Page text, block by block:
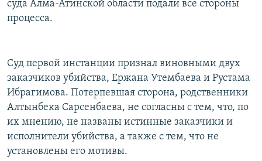
суда Алма-Атинской области подали все стороны
процесса.
Суд первой инстанции признал виновными двух
заказчиков убийства, Ержана Утембаева и Рустама
Ибрагимова. Потерпевшая сторона, родственники
Алтынбека Сарсенбаева, не согласны с тем, что, по
их мнению, не названы истинные заказчики и
исполнители убийства, а также с тем, что не
установлены его мотивы.